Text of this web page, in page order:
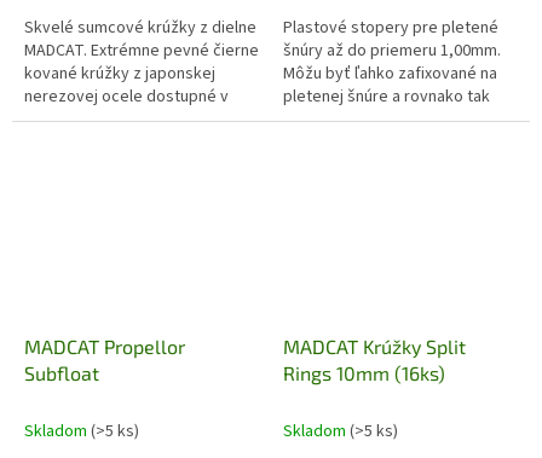
Skvelé sumcové krúžky z dielne
MADCAT. Extrémne pevné čierne
kované krúžky z japonskej
nerezovej ocele dostupné v
dvoch veľkostiach: 10mm a
Plastové stopery pre pletené
šnúry až do priemeru 1,00mm.
Môžu byť ľahko zafixované na
pletenej šnúre a rovnako tak
ľahko odstránené bez nutnosti
MADCAT Propellor
Subfloat
Skladom (>5 ks)
MADCAT Krúžky Split
Rings 10mm (16ks)
Skladom (>5 ks)